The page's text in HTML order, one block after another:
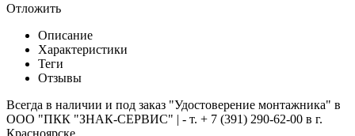
Отложить
Описание
Характеристики
Теги
Отзывы
Всегда в наличии и под заказ "Удостоверение монтажника" в
ООО "ПКК "ЗНАК-СЕРВИС" | - т. + 7 (391) 290-62-00 в г.
Красноярске